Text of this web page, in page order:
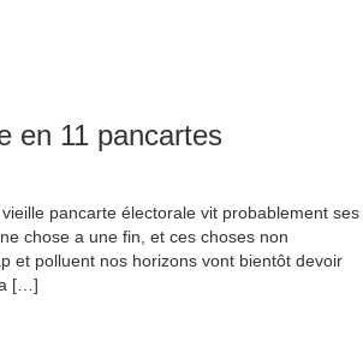
en 11 pancartes
pancarte électorale vit probablement ses
chose a une fin, et ces choses non
et polluent nos horizons vont bientôt devoir
[…]